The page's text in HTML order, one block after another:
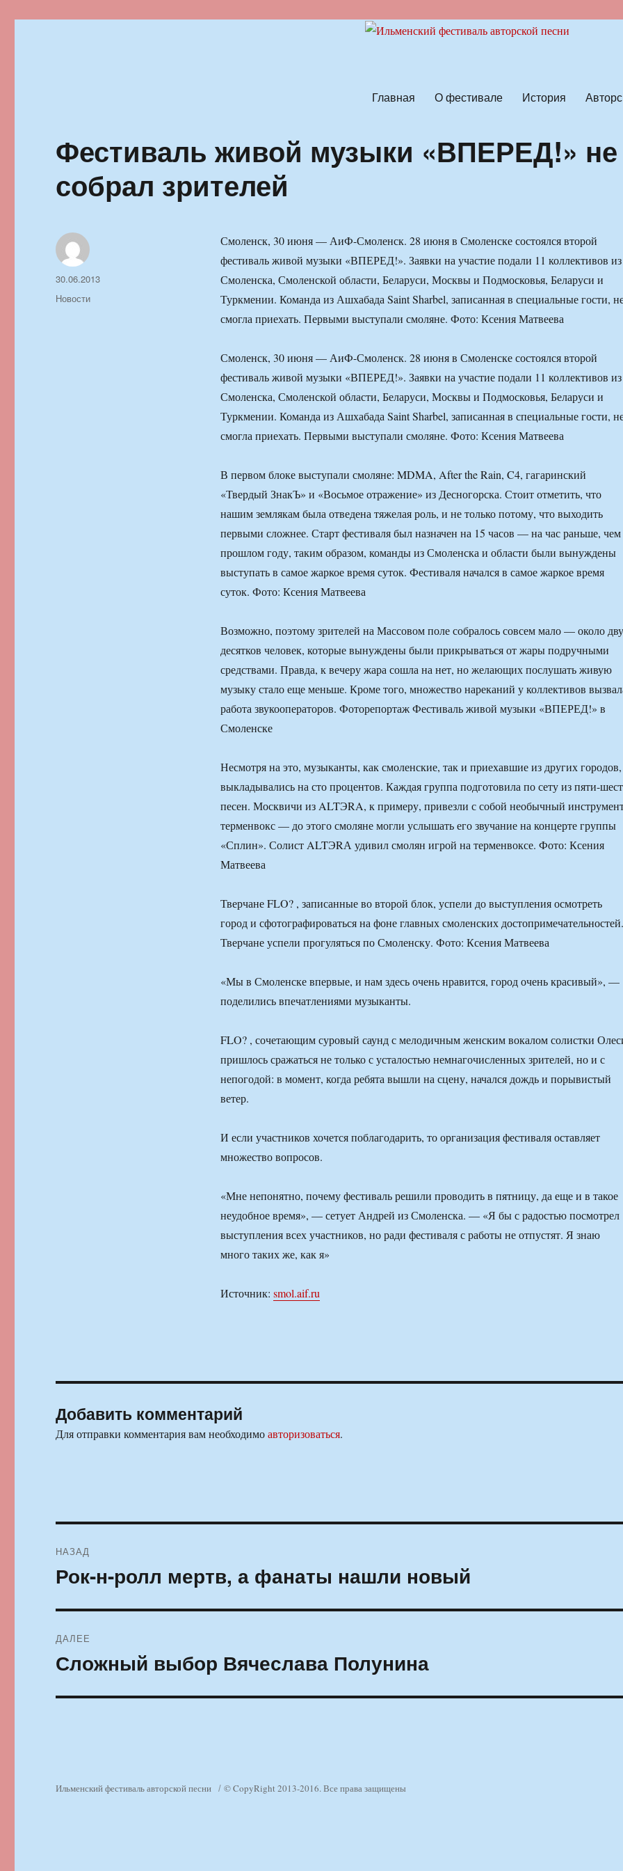
Главная О фестивале История
Фестиваль живой музыки «ВПЕРЕД!» не
собрал зрителей
Смоленск, 30 июня — АиФ-Смоленск. 28 июня в Смоленске состоялся второй
фестиваль живой музыки «ВПЕРЕД!». Заявки на участие подали 11 коллективов из
Смоленска, Смоленской области, Беларуси, Москвы и Подмосковья, Беларуси и
Туркмении. Команда из Ашхабада Saint Sharbel, записанная в специальные гости,
смогла приехать. Первыми выступали смоляне. Фото: Ксения Матвеева
Смоленск, 30 июня — АиФ-Смоленск. 28 июня в Смоленске состоялся второй
фестиваль живой музыки «ВПЕРЕД!». Заявки на участие подали 11 коллективов из
Смоленска, Смоленской области, Беларуси, Москвы и Подмосковья, Беларуси и
Туркмении. Команда из Ашхабада Saint Sharbel, записанная в специальные гости,
смогла приехать. Первыми выступали смоляне. Фото: Ксения Матвеева
В первом блоке выступали смоляне: MDMA, After the Rain, C4, гагаринский
«Твердый ЗнакЪ» и «Восьмое отражение» из Десногорска. Стоит отметить, что
нашим землякам была отведена тяжелая роль, и не только потому, что выходить
первыми сложнее. Старт фестиваля был назначен на 15 часов — на час раньше,
прошлом году, таким образом, команды из Смоленска и области были вынуждены
выступать в самое жаркое время суток. Фестиваля начался в самое жаркое время
суток. Фото: Ксения Матвеева
Возможно, поэтому зрителей на Массовом поле собралось совсем мало — около
десятков человек, которые вынуждены были прикрываться от жары подручными
средствами. Правда, к вечеру жара сошла на нет, но желающих послушать живую
музыку стало еще меньше. Кроме того, множество нареканий у коллективов
работа звукооператоров. Фоторепортаж Фестиваль живой музыки «ВПЕРЕД!» в
Смоленске
Несмотря на это, музыканты, как смоленские, так и приехавшие из других городов,
выкладывались на сто процентов. Каждая группа подготовила по сету из пяти-
песен. Москвичи из ALTЭRA, к примеру, привезли с собой необычный
терменвокс — до этого смоляне могли услышать его звучание на концерте группы
«Сплин». Солист ALTЭRА удивил смолян игрой на терменвоксе. Фото: Ксения
Матвеева
Тверчане FLO? , записанные во второй блок, успели до выступления осмотреть
город и сфотографироваться на фоне главных смоленских достопримечательностей.
Тверчане успели прогуляться по Смоленску. Фото: Ксения Матвеева
«Мы в Смоленске впервые, и нам здесь очень нравится, город очень красивый», —
поделились впечатлениями музыканты.
FLO? , сочетающим суровый саунд с мелодичным женским вокалом солистки
пришлось сражаться не только с усталостью немнагочисленных зрителей, но и с
непогодой: в момент, когда ребята вышли на сцену, начался дождь и порывистый
ветер.
И если участников хочется поблагодарить, то организация фестиваля оставляет
множество вопросов.
«Мне непонятно, почему фестиваль решили проводить в пятницу, да еще и в такое
неудобное время», — сетует Андрей из Смоленска. — «Я бы с радостью посмотрел
выступления всех участников, но ради фестиваля с работы не отпустят. Я знаю
много таких же, как я»
Источник: smol.aif.ru
Автор
Опубликовано
30.06.2013
Рубрики
Новости
Добавить комментарий
Для отправки комментария вам необходимоавторизоваться.
по
НАЗАД
Предыдущая
Рок-н-ролл мертв, а фанаты нашли новый
ДАЛЕЕ
Следующая
Сложный выбор Вячеслава Полунина
Ильменский фестиваль авторской песни © CopyRight 2013-2016. Все права защищены